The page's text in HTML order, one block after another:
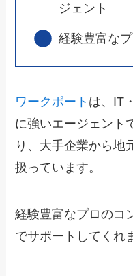
ジェント
経験豊富な
ワークポート は、IT
に強いエージェント
り、大手企業から地
扱っています。
経験豊富なプロのコ
でサポートしてくれ